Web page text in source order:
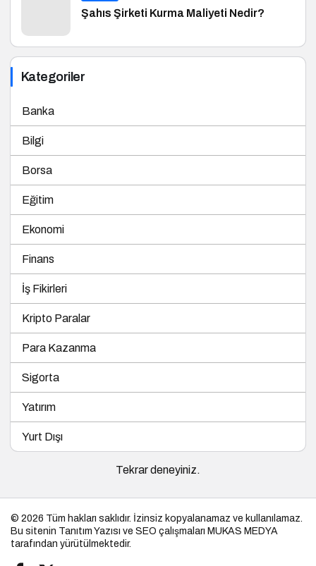
Şahıs Şirketi Kurma Maliyeti Nedir?
Kategoriler
Banka
Bilgi
Borsa
Eğitim
Ekonomi
Finans
İş Fikirleri
Kripto Paralar
Para Kazanma
Sigorta
Yatırım
Yurt Dışı
Tekrar deneyiniz.
© 2026 Tüm hakları saklıdır. İzinsiz kopyalanamaz ve kullanılamaz.
Bu sitenin Tanıtım Yazısı ve SEO çalışmaları MUKAS MEDYA
tarafından yürütülmektedir.